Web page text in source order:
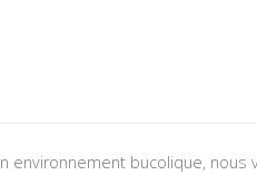
environnement bucolique,